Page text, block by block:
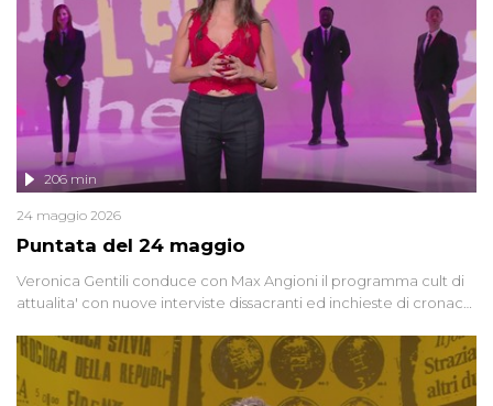
fine.
Puntata del 24 maggio
206 min
24 maggio 2026
Veronica Gentili conduce con Max Angioni il programma cult di
attualita' con nuove interviste dissacranti ed inchieste di cronaca